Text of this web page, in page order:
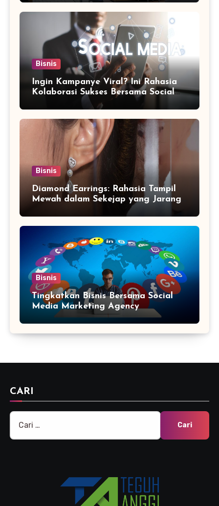
Bisnis
Ingin Kampanye Viral? Ini Rahasia
Kolaborasi Sukses Bersama Social
Media Marketing Agency
Bisnis
Diamond Earrings: Rahasia Tampil
Mewah dalam Sekejap yang Jarang
Bisnis
Tingkatkan Bisnis Bersama Social
Media Marketing Agency
CARI
Cari